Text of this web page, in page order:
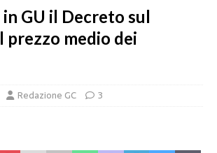
GU il Decreto sul
prezzo medio dei
Redazione GC 3